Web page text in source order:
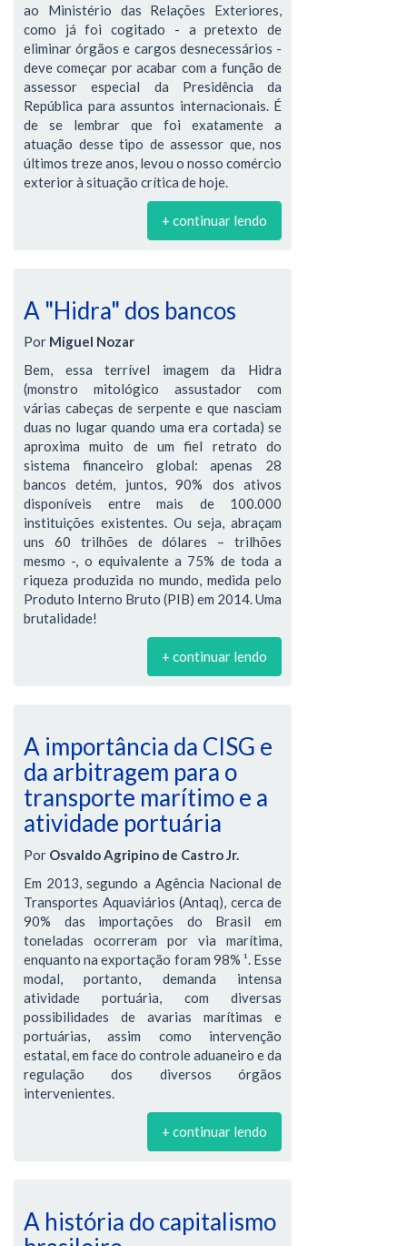
ao Ministério das Relações Exteriores,
como já foi cogitado - a pretexto de
eliminar órgãos e cargos desnecessários -
deve começar por acabar com a função de
assessor especial da Presidência da
República para assuntos internacionais. É
de se lembrar que foi exatamente a
atuação desse tipo de assessor que, nos
últimos treze anos, levou o nosso comércio
exterior à situação crítica de hoje.
+ continuar lendo
A "Hidra" dos bancos
Por Miguel Nozar
Bem, essa terrível imagem da Hidra
(monstro mitológico assustador com
várias cabeças de serpente e que nasciam
duas no lugar quando uma era cortada) se
aproxima muito de um fiel retrato do
sistema financeiro global: apenas 28
bancos detém, juntos, 90% dos ativos
disponíveis entre mais de 100.000
instituições existentes. Ou seja, abraçam
uns 60 trilhões de dólares – trilhões
mesmo -, o equivalente a 75% de toda a
riqueza produzida no mundo, medida pelo
Produto Interno Bruto (PIB) em 2014. Uma
brutalidade!
+ continuar lendo
A importância da CISG e
da arbitragem para o
transporte marítimo e a
atividade portuária
Por Osvaldo Agripino de Castro Jr.
Em 2013, segundo a Agência Nacional de
Transportes Aquaviários (Antaq), cerca de
90% das importações do Brasil em
toneladas ocorreram por via marítima,
enquanto na exportação foram 98% ¹. Esse
modal, portanto, demanda intensa
atividade portuária, com diversas
possibilidades de avarias marítimas e
portuárias, assim como intervenção
estatal, em face do controle aduaneiro e da
regulação dos diversos órgãos
intervenientes.
+ continuar lendo
A história do capitalismo